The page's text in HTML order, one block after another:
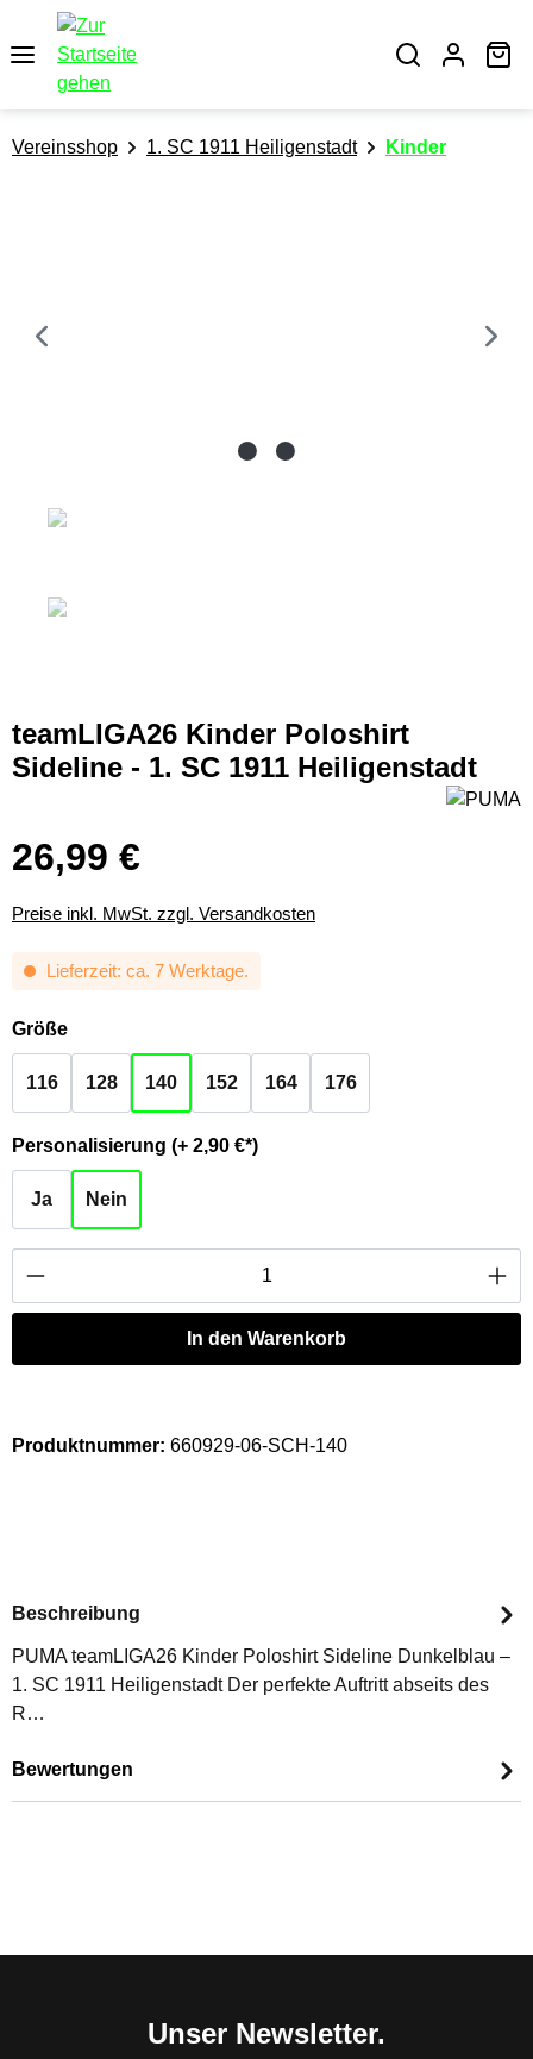
springen
Vereinsshop 1. SC 1911 Heiligenstadt Kinder
teamLIGA26 Kinder Poloshirt
Sideline - 1. SC 1911 Heiligenstadt
26,99 €
Preise inkl. MwSt. zzgl. Versandkosten
Lieferzeit: ca. 7 Werktage.
Größeauswählen
116 128 140 152 164 176
Personalisierung (+ 2,90 €*)auswählen
Ja Nein
Produkt Anzahl: Gib den gewünschten
In den Warenkorb
Produktnummer: 660929-06-SCH-140
Beschreibung
PUMA teamLIGA26 Kinder Poloshirt Sideline Dunkelblau –
1. SC 1911 Heiligenstadt Der perfekte Auftritt abseits des
R…
Bewertungen
Unser Newsletter.